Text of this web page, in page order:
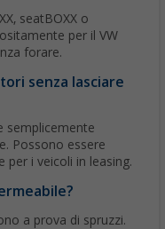
seatBOXX o
per il VW
forare.
senza lasciare
semplicemente
Possono essere
per i veicoli in leasing.
a prova di spruzzi.